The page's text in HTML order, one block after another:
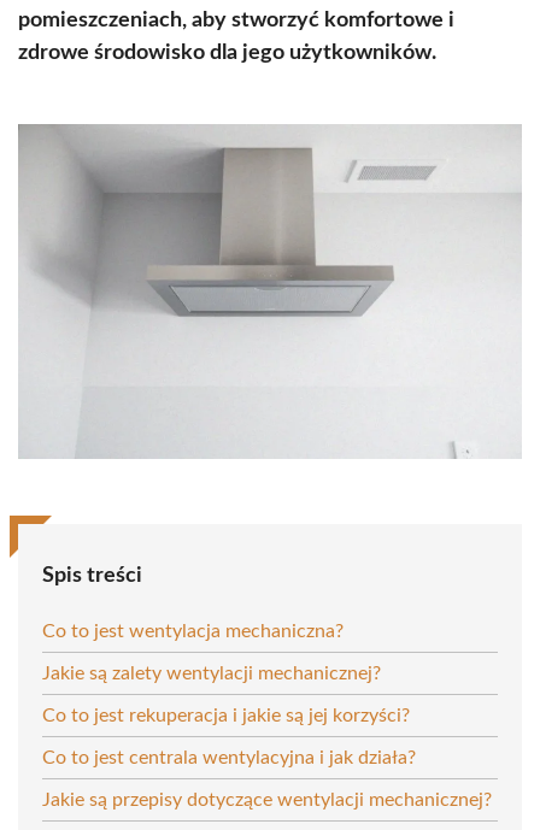
pomieszczeniach, aby stworzyć komfortowe i
zdrowe środowisko dla jego użytkowników.
Spis treści
Co to jest wentylacja mechaniczna?
Jakie są zalety wentylacji mechanicznej?
Co to jest rekuperacja i jakie są jej korzyści?
Co to jest centrala wentylacyjna i jak działa?
Jakie są przepisy dotyczące wentylacji mechanicznej?